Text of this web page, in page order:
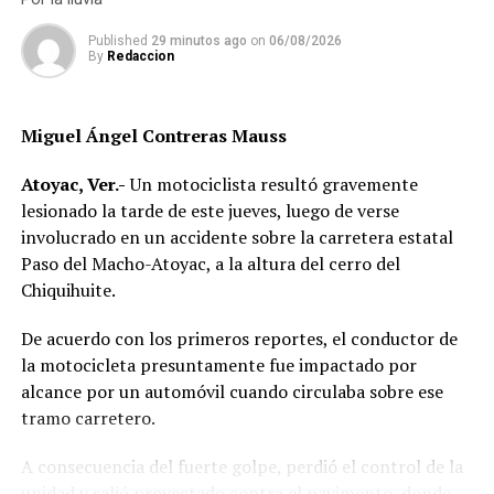
DESPUÉS
Matan a balazos a elemento de Tránsito Municipal de
ANTES
Choque entre pipa y camioneta deja a repartidor
prensado en Fortín
Published 29 minutos ago on 06/08/2026
By Redaccion
Miguel Ángel Contreras Mauss
Atoyac, Ver.-Un motociclista resultó gravemente
lesionado la tarde de este jueves, luego de verse
involucrado en un accidente sobre la carretera estatal
Paso del Macho-Atoyac, a la altura del cerro del
Chiquihuite.
De acuerdo con los primeros reportes, el conductor de
la motocicleta presuntamente fue impactado por
alcance por un automóvil cuando circulaba sobre ese
tramo carretero.
A consecuencia del fuerte golpe, perdió el control de la